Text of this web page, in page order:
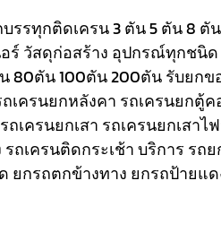
บรรทุกติดเครน 3 ตัน 5 ตัน 8
ร์ วัสดุก่อสร้าง อุปกรณ์ทุกชนิด
80ตัน 100ตัน 200ตัน รับยก
เครนยกหลังคา รถเครนยกตู้
เครนยกเสา รถเครนยกเสา
รถเครนติดกระเช้าบริการ รถ
กรถตกข้างทาง ยกรถป้ายแ